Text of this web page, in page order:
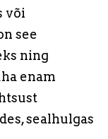
või
see
ning
enam
sealhulgas